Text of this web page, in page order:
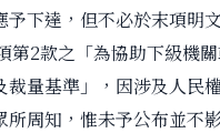
下達，但不必於末項明
2款之「為協助下級機
量基準」，因涉及人民
周知，惟未予公布並不